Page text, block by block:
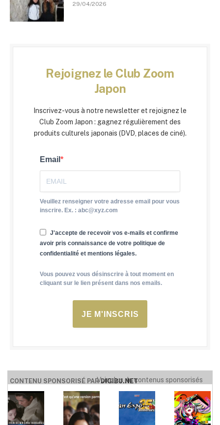
29/04/2026
Rejoignez le Club Zoom
Japon
Inscrivez-vous à notre newsletter et rejoignez le
Club Zoom Japon : gagnez régulièrement des
produits culturels japonais (DVD, places de ciné).
Email
Veuillez renseigner votre adresse email pour vous
inscrire. Ex. : abc@xyz.com
J'accepte de recevoir vos e-mails et confirme
avoir pris connaissance de votre politique de
confidentialité et mentions légales.
Vous pouvez vous désinscrire à tout moment en
cliquant sur le lien présent dans nos emails.
JE M'INSCRIS
CONTENU SPONSORISÉ PARDIGIBU.NET
Voir plus de contenus sponsorisés